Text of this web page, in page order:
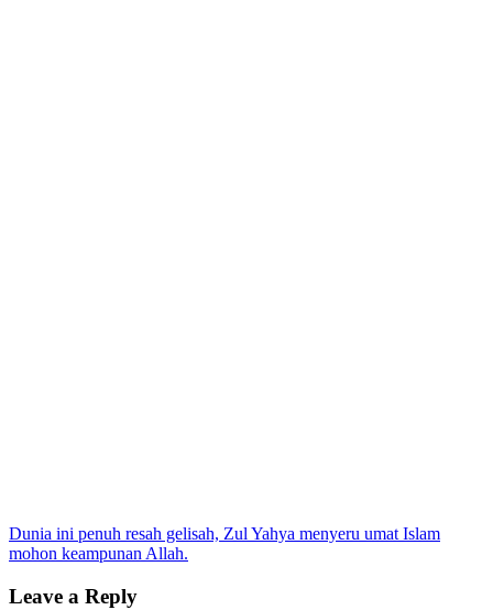
Post
navigation
Dunia ini penuh resah gelisah, Zul Yahya menyeru umat Islam
mohon keampunan Allah.
Leave a Reply